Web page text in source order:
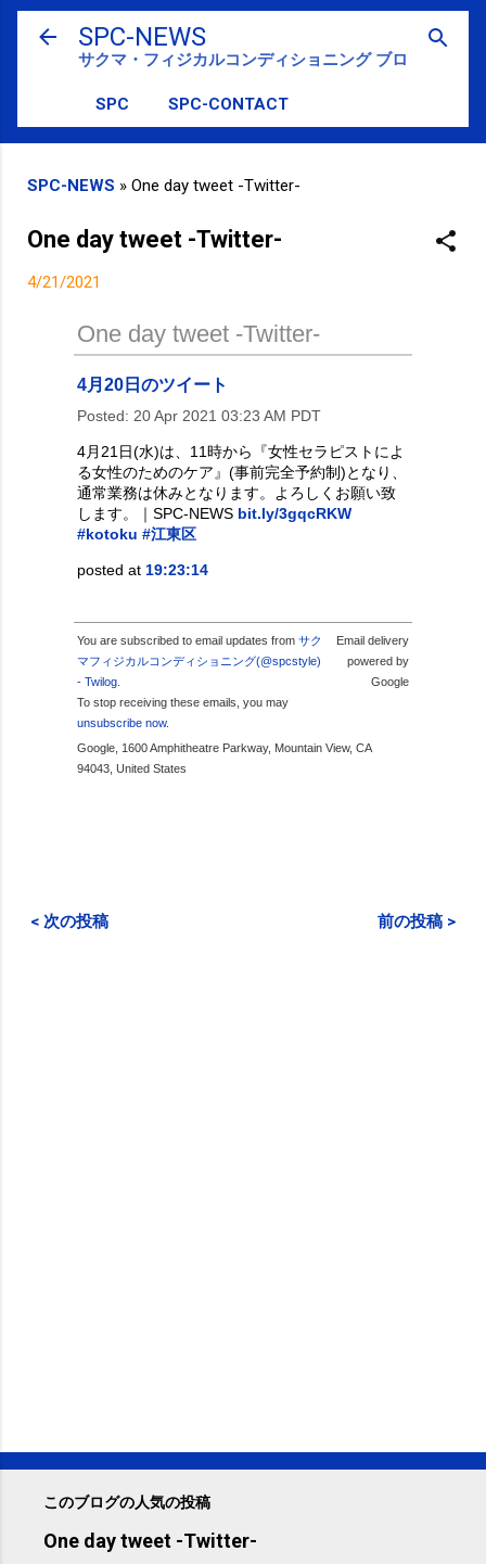
スキップしてメイン コンテンツに移動
SPC-NEWS
サクマ・フィジカルコンディショニング ブログ
SPC SPC-CONTACT
SPC-NEWS » One day tweet -Twitter-
One day tweet -Twitter-
4/21/2021
One day tweet -Twitter-
4月20日のツイート
Posted: 20 Apr 2021 03:23 AM PDT
4月21日(水)は、11時から『女性セラピストによ
る女性のためのケア』(事前完全予約制)となり、
通常業務は休みとなります。よろしくお願い致
します。｜SPC-NEWS bit.ly/3gqcRKW
#kotoku #江東区
posted at 19:23:14
You are subscribed to email updates from サク
マフィジカルコンディショニング(@spcstyle)
- Twilog
To stop receiving these emails, you may
unsubscribe now.
Email delivery
powered by
Google
Google, 1600 Amphitheatre Parkway, Mountain View, CA
94043, United States
< 次の投稿 前の投稿 >
このブログの人気の投稿
One day tweet -Twitter-